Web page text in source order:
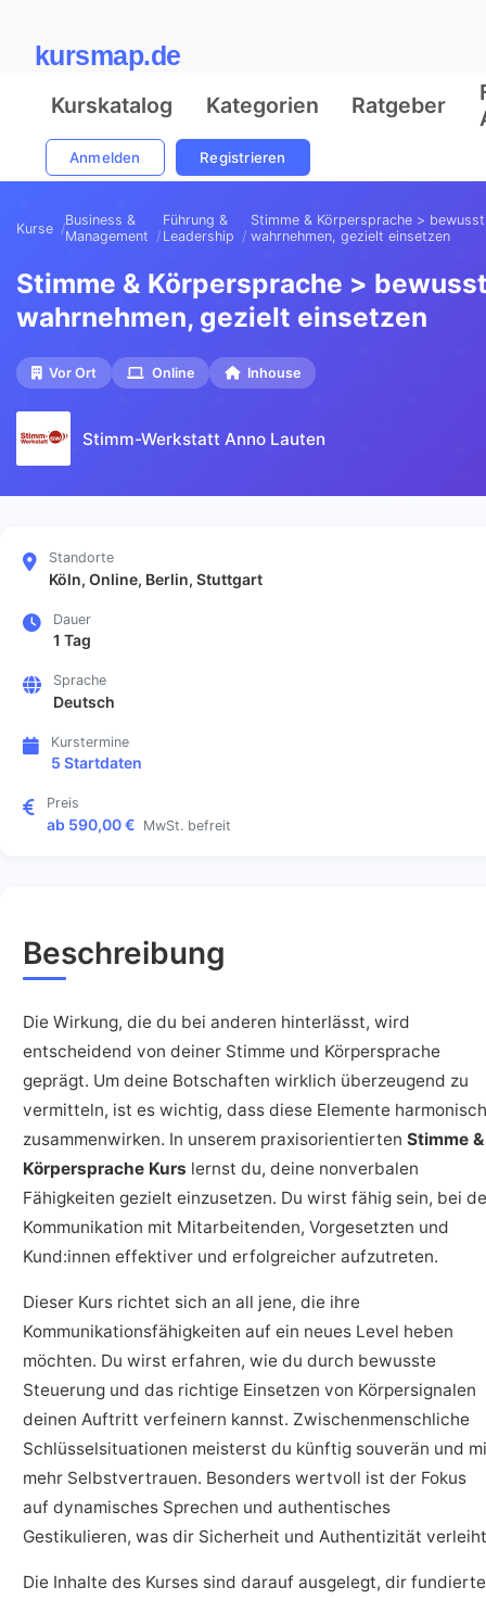
kursmap.de
Kurskatalog Kategorien Ratgeber
Anmelden Registrieren
Kurse
Business &
Management
Führung &
Leadership
Stimme & Körpersprache > bewusst
wahrnehmen, gezielt einsetzen
Stimme & Körpersprache >
wahrnehmen, gezielt einsetzen
Vor Ort Online Inhouse
Stimm-Werkstatt Anno Lauten
Standorte
Köln, Online, Berlin, Stuttgart
Dauer
1 Tag
Sprache
Deutsch
Kurstermine
5 Startdaten
Preis
ab 590,00 € MwSt. befreit
Beschreibung
Die Wirkung, die du bei anderen hinterlässt, wird
entscheidend von deiner Stimme und Körpersprache
geprägt. Um deine Botschaften wirklich überzeugend zu
vermitteln, ist es wichtig, dass diese Elemente harmonisch
zusammenwirken. In unserem praxisorientierten Stimme &
Körpersprache Kurs lernst du, deine nonverbalen
Fähigkeiten gezielt einzusetzen. Du wirst fähig sein, bei
Kommunikation mit Mitarbeitenden, Vorgesetzten und
Kund:innen effektiver und erfolgreicher aufzutreten.
Dieser Kurs richtet sich an all jene, die ihre
Kommunikationsfähigkeiten auf ein neues Level heben
möchten. Du wirst erfahren, wie du durch bewusste
Steuerung und das richtige Einsetzen von Körpersignalen
deinen Auftritt verfeinern kannst. Zwischenmenschliche
Schlüsselsituationen meisterst du künftig souverän und
mehr Selbstvertrauen. Besonders wertvoll ist der Fokus
auf dynamisches Sprechen und authentisches
Gestikulieren, was dir Sicherheit und Authentizität
Die Inhalte des Kurses sind darauf ausgelegt, dir fundierte